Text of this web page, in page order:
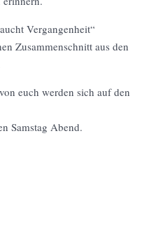
Vergangenheit“
Zusammenschnitt aus den
euch werden sich auf den
Samstag Abend.